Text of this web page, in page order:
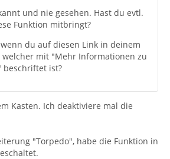
und nie gesehen. Hast du evtl.
Funktion mitbringt?
du auf diesen Link in deinem
welcher mit "Mehr Informationen zu
beschriftet ist?
Kasten. Ich deaktiviere mal die
"Torpedo", habe die Funktion in